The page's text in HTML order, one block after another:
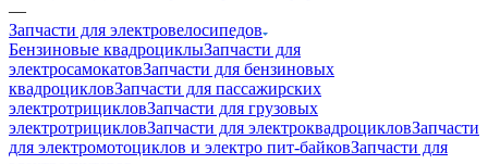
—
Запчасти для электровелосипедов
Бензиновые квадроциклыЗапчасти для
электросамокатовЗапчасти для бензиновых
квадроцикловЗапчасти для пассажирских
электротрицикловЗапчасти для грузовых
электротрицикловЗапчасти для электроквадроцикловЗапчасти
для электромотоциклов и электро пит-байковЗапчасти для